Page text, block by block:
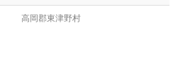
高岡郡東津野村